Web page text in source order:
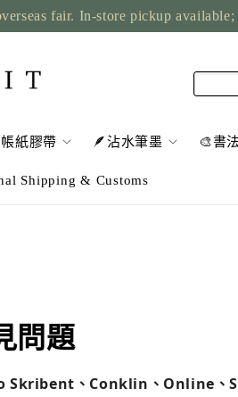
fair. In-store pickup
紙膠帶 🪶沾水筆墨 🎨書
Shipping & Customs
問題
Skribent、Conklin、Online、